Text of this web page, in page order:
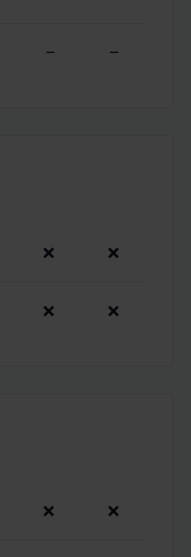
– –
❌ ❌
❌ ❌
❌ ❌